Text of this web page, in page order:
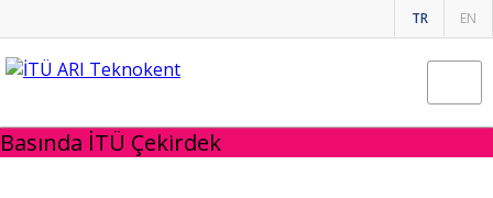
TR EN
Basında İTÜ Çekirdek